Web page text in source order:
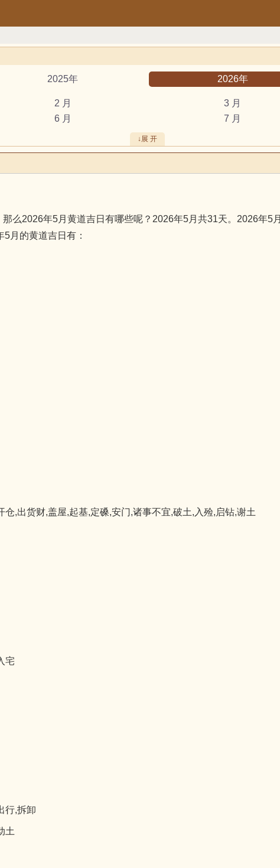
2025年 2026年
2 月
3 月
6 月
7 月
结婚
开工
↓展 开
2026年5月黄道吉日有哪些呢？2026年5月共31天。2026年5
月的黄道吉日有：
,出货财,盖屋,起基,定磉,安门,诸事不宜,破土,入殓,启钻,谢土
宅
行,拆卸
土